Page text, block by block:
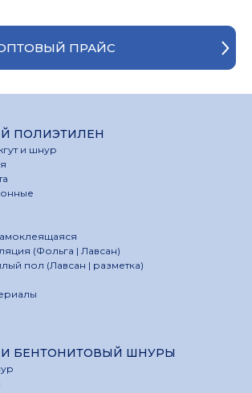
ПРАЙС
ПОЛИЭТИЛЕН
и шнур
(Фольга | Лавсан)
пол (Лавсан | разметка)
БЕНТОНИТОВЫЙ ШНУРЫ